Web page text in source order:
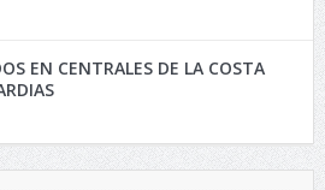
EN CENTRALES DE LA COSTA